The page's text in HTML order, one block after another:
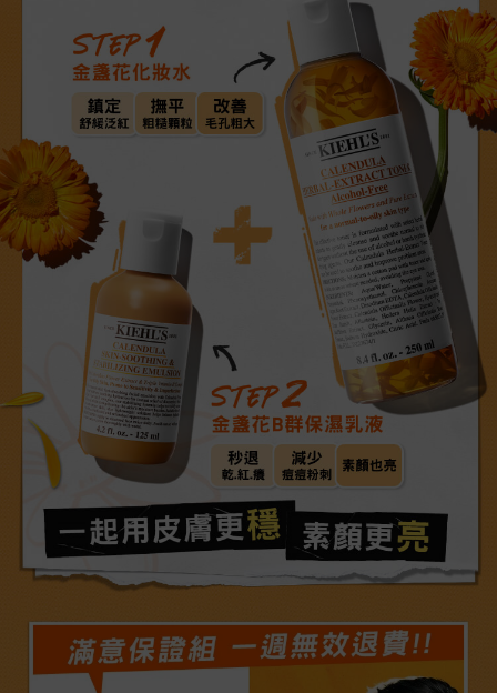
一起用皮膚更穩 素顏更亮
STEP1
金盞花化妝水
STEP2
金盞花B群保濕乳液
鎮定
舒緩泛紅​
撫平
粗糙顆粒
改善
毛孔粗大
秒退
乾.紅.癢​​
減少
痘痘粉刺​
素顏也亮